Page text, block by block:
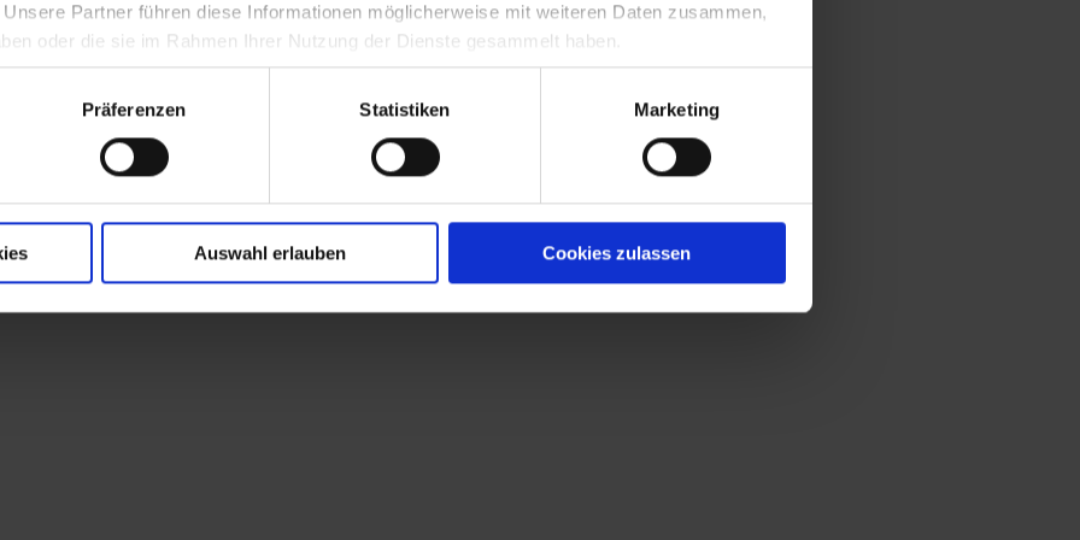
Partner führen diese Informationen möglicherweise mit weiteren Daten zusammen,
oder die sie im Rahmen Ihrer Nutzung der Dienste gesammelt haben.
Präferenzen Statistiken Marketing
Auswahl erlauben Cookies zulassen
Niederösterreich